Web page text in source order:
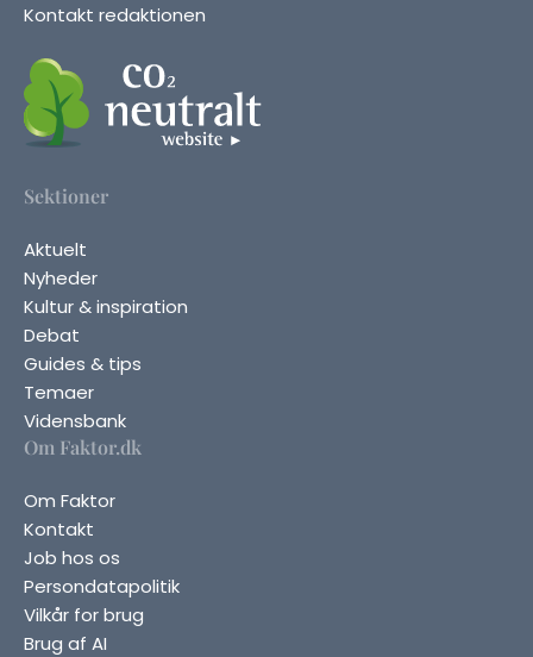
Kontakt redaktionen
Sektioner
Aktuelt
Nyheder
Kultur & inspiration
Debat
Guides & tips
Temaer
Vidensbank
Om Faktor.dk
Om Faktor
Kontakt
Job hos os
Persondatapolitik
Vilkår for brug
Brug af AI